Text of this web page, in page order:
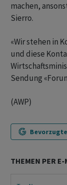
machen,
Sierro.
«Wir stehen in
und diese
Sendung
(AWP)
THEMEN PER E-